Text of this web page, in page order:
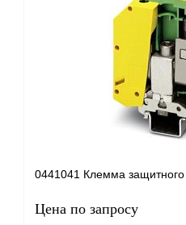
Купить в 1 клик
0441041 Клемма
Цена по запросу